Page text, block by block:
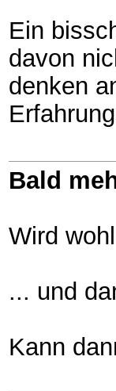
Ein
davon
denken
Bald
Wird
... und
Kann